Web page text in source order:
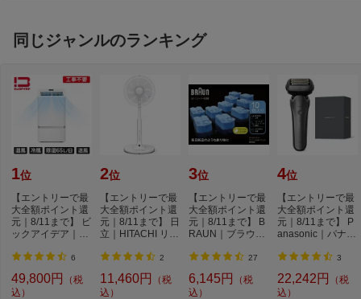
同じジャンルのランキング
1位
【エントリーで最
大全額ポイント還
元｜8/11まで】 ビ
ックアイデア｜Bi
6
49,800円
（税
込）
2位
【エントリーで最
大全額ポイント還
元｜8/11まで】 日
立｜HITACHI リビ
2
11,460円
（税
込）
3位
【エントリーで最
大全額ポイント還
元｜8/11まで】 B
RAUN｜ブラウン
ー...
27
6,145円
（税
込）
4位
【エントリーで最
大全額ポイント還
元｜8/11まで】 P
anasonic｜パナソ
3
22,242円
（税
込）